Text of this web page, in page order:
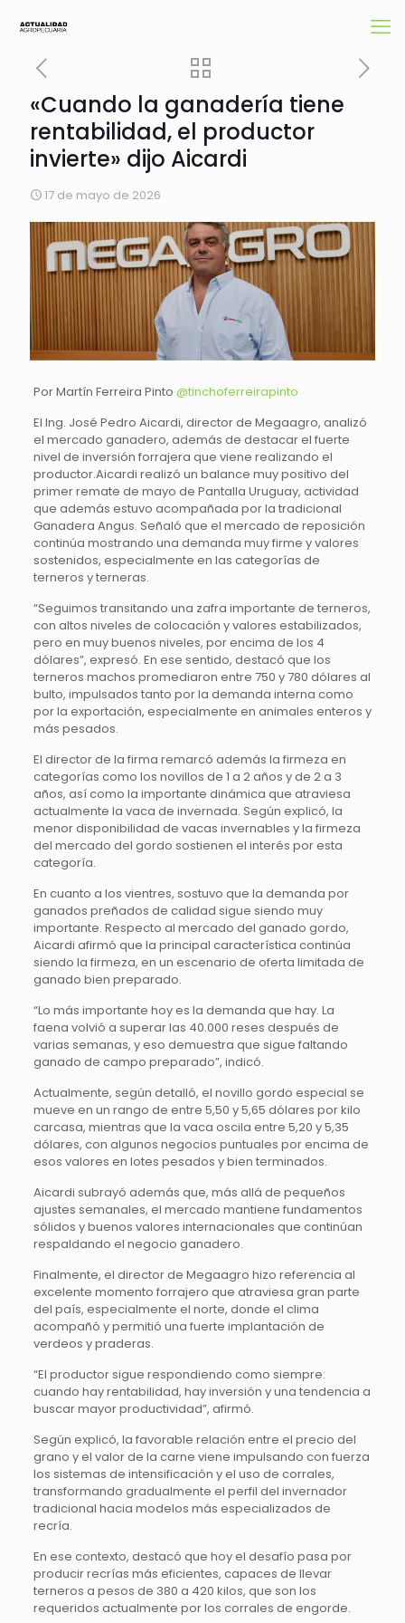
«Cuando la ganadería tiene
rentabilidad, el productor
invierte» dijo Aicardi
17 de mayo de 2026
Por Martín Ferreira Pinto @tinchoferreirapinto
El Ing. José Pedro Aicardi, director de Megaagro, analizó
el mercado ganadero, además de destacar el fuerte
nivel de inversión forrajera que viene realizando el
productor.Aicardi realizó un balance muy positivo del
primer remate de mayo de Pantalla Uruguay, actividad
que además estuvo acompañada por la tradicional
Ganadera Angus. Señaló que el mercado de reposición
continúa mostrando una demanda muy firme y valores
sostenidos, especialmente en las categorías de
terneros y terneras.
“Seguimos transitando una zafra importante de terneros,
con altos niveles de colocación y valores estabilizados,
pero en muy buenos niveles, por encima de los 4
dólares”, expresó. En ese sentido, destacó que los
terneros machos promediaron entre 750 y 780 dólares al
bulto, impulsados tanto por la demanda interna como
por la exportación, especialmente en animales enteros y
más pesados.
El director de la firma remarcó además la firmeza en
categorías como los novillos de 1 a 2 años y de 2 a 3
años, así como la importante dinámica que atraviesa
actualmente la vaca de invernada. Según explicó, la
menor disponibilidad de vacas invernables y la firmeza
del mercado del gordo sostienen el interés por esta
categoría.
En cuanto a los vientres, sostuvo que la demanda por
ganados preñados de calidad sigue siendo muy
importante. Respecto al mercado del ganado gordo,
Aicardi afirmó que la principal característica continúa
siendo la firmeza, en un escenario de oferta limitada de
ganado bien preparado.
“Lo más importante hoy es la demanda que hay. La
faena volvió a superar las 40.000 reses después de
varias semanas, y eso demuestra que sigue faltando
ganado de campo preparado”, indicó.
Actualmente, según detalló, el novillo gordo especial se
mueve en un rango de entre 5,50 y 5,65 dólares por kilo
carcasa, mientras que la vaca oscila entre 5,20 y 5,35
dólares, con algunos negocios puntuales por encima de
esos valores en lotes pesados y bien terminados.
Aicardi subrayó además que, más allá de pequeños
ajustes semanales, el mercado mantiene fundamentos
sólidos y buenos valores internacionales que continúan
respaldando el negocio ganadero.
Finalmente, el director de Megaagro hizo referencia al
excelente momento forrajero que atraviesa gran parte
del país, especialmente el norte, donde el clima
acompañó y permitió una fuerte implantación de
verdeos y praderas.
“El productor sigue respondiendo como siempre:
cuando hay rentabilidad, hay inversión y una tendencia a
buscar mayor productividad”, afirmó.
Según explicó, la favorable relación entre el precio del
grano y el valor de la carne viene impulsando con fuerza
los sistemas de intensificación y el uso de corrales,
transformando gradualmente el perfil del invernador
tradicional hacia modelos más especializados de
recría.
En ese contexto, destacó que hoy el desafío pasa por
producir recrías más eficientes, capaces de llevar
terneros a pesos de 380 a 420 kilos, que son los
requeridos actualmente por los corrales de engorde.